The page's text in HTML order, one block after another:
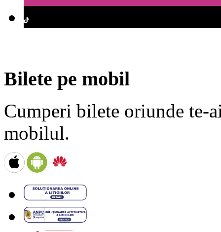
Bilete pe mobil
Cumperi bilete oriunde te-
mobilul.